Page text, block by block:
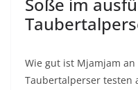
Wie gut ist Mjamjam an
Taubertalperser testen